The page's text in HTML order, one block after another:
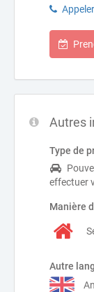
Appeler
Autres
Type de
effectuer
Manière
Autre